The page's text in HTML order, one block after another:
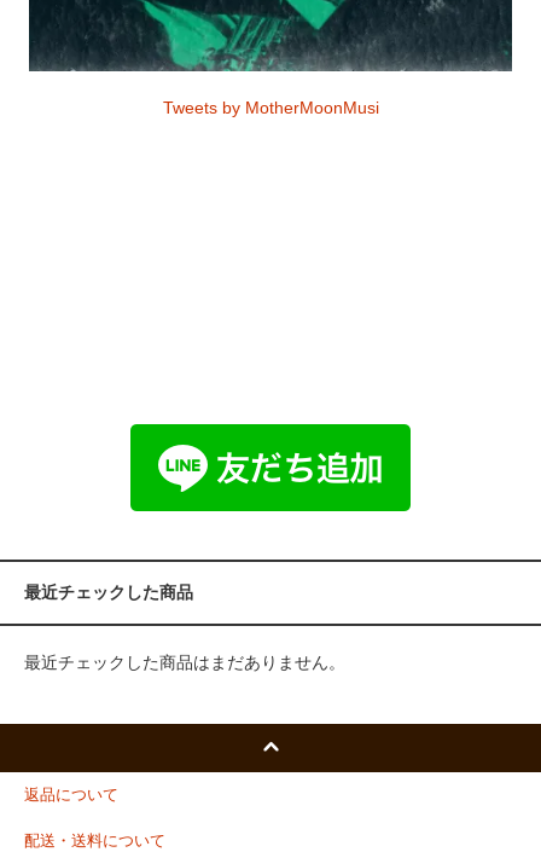
Tweets by MotherMoonMusi
最近チェックした商品
最近チェックした商品はまだありません。
返品について
配送・送料について